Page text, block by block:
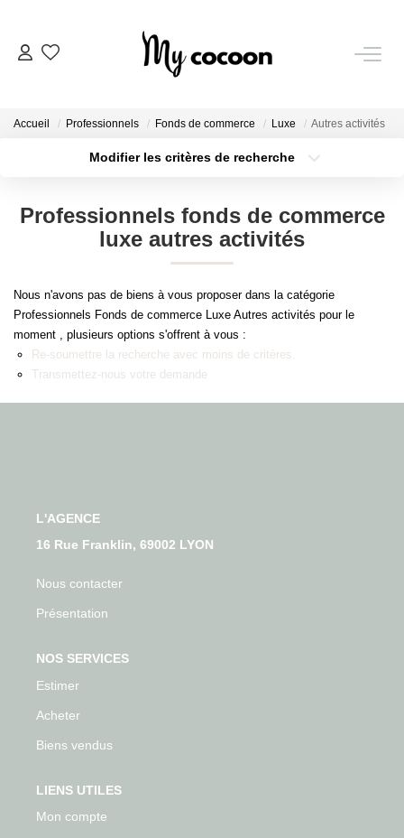
CHASSE IMMOBILIÈRE
NOTRE AGENCE
Qui Sommes-Nous
Accueil Professionnels Fonds de commerce Luxe Autres activités
Modifier les critères de recherche
Budget max
Professionnels fonds de commerce
luxe autres activités
Nous n'avons pas de biens à vous proposer dans la catégorie
Professionnels Fonds de commerce Luxe Autres activités pour le
moment , plusieurs options s'offrent à vous :
Re-soumettre la recherche avec moins de critères.
Transmettez-nous votre demande
L'AGENCE
16 Rue Franklin, 69002 LYON
Nous contacter
Présentation
NOS SERVICES
Estimer
Acheter
Biens vendus
LIENS UTILES
Mon compte